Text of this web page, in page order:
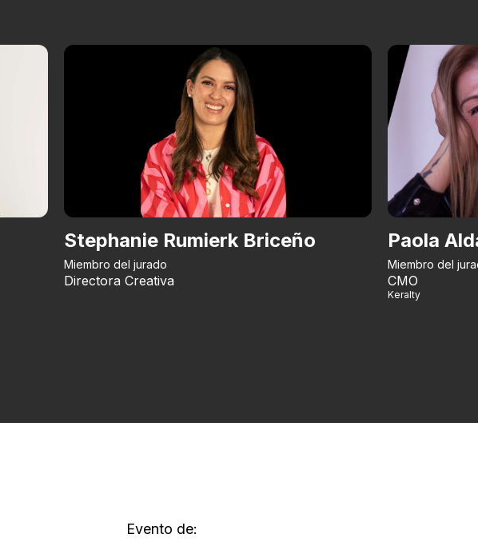
Stephanie Rumierk Briceño
Miembro del jurado
Directora Creativa
Paola
Miembro del
CMO
Keralty
Evento de: